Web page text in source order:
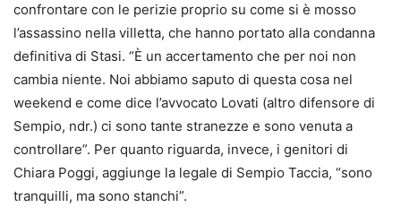
confrontare con le perizie proprio su come si è mosso
l’assassino nella villetta, che hanno portato alla condanna
definitiva di Stasi. “È un accertamento che per noi non
cambia niente. Noi abbiamo saputo di questa cosa nel
weekend e come dice l’avvocato Lovati (altro difensore di
Sempio, ndr.) ci sono tante stranezze e sono venuta a
controllare”. Per quanto riguarda, invece, i genitori di
Chiara Poggi, aggiunge la legale di Sempio Taccia, “sono
tranquilli, ma sono stanchi”.